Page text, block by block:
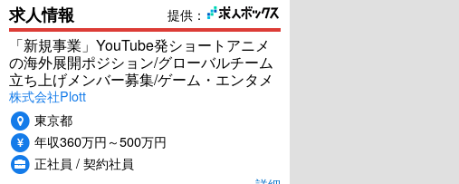
提供：
求人情報
「新規事業」YouTube発ショートアニメ
の海外展開ポジション/グローバルチーム
立ち上げメンバー募集/ゲーム・エンタメ
株式会社Plott
東京都
年収360万円～500万円
正社員 / 契約社員